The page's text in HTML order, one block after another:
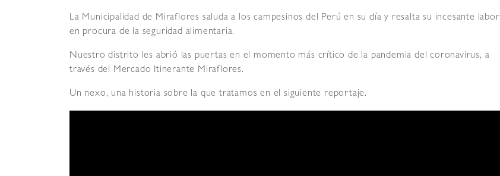
La Municipalidad de Miraflores saluda a los campesinos del Perú en su día y resalta su incesante labor
en procura de la seguridad alimentaria.
Nuestro distrito les abrió las puertas en el momento más crítico de la pandemia del coronavirus, a
través del Mercado Itinerante Miraflores.
Un nexo, una historia sobre la que tratamos en el siguiente reportaje.